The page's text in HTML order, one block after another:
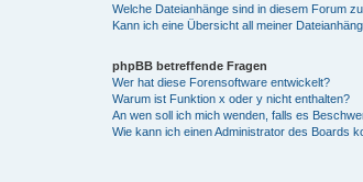
Welche Dateianhänge sind in diesem Forum
Kann ich eine Übersicht all meiner
phpBB betreffende Fragen
Wer hat diese Forensoftware entwickelt?
Warum ist Funktion x oder y nicht enthalten?
An wen soll ich mich wenden, falls es
Wie kann ich einen Administrator des Boards